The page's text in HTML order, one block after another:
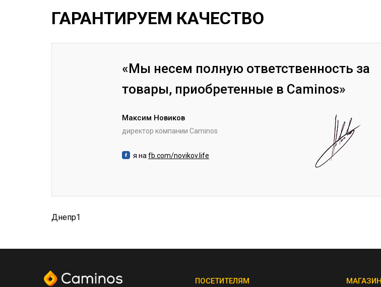
ГАРАНТИРУЕМ КАЧЕСТВО
«Мы несем полную ответственность за
товары, приобретенные в Caminos»
Максим Новиков
директор компании Caminos
я наfb.com/novikov.life
Днепр1
ПОСЕТИТЕЛЯМ МАГАЗИН